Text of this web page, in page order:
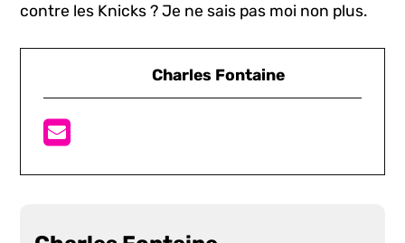
contre les Knicks ? Je ne sais pas moi non plus.
Charles Fontaine